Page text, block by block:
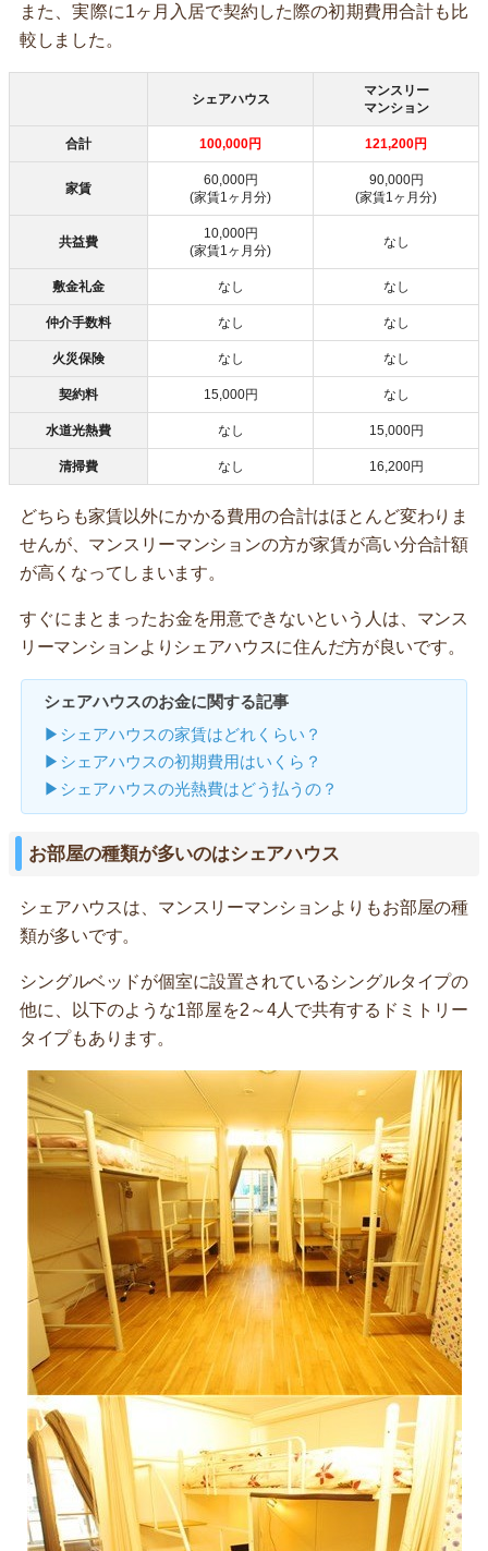
また、実際に1ヶ月入居で契約した際の初期費用合計も比
較しました。
シェアハウス
マンスリー
マンション
合計 100,000円 121,200円
家賃
60,000円
(家賃1ヶ月分)
90,000円
(家賃1ヶ月分)
共益費
10,000円
(家賃1ヶ月分)
なし
敷金礼金 なし なし
仲介手数料 なし なし
火災保険 なし なし
契約料 15,000円 なし
水道光熱費 なし 15,000円
清掃費 なし 16,200円
どちらも家賃以外にかかる費用の合計はほとんど変わりま
せんが、マンスリーマンションの方が家賃が高い分合計額
が高くなってしまいます。
すぐにまとまったお金を用意できないという人は、マンス
リーマンションよりシェアハウスに住んだ方が良いです。
シェアハウスのお金に関する記事
▶シェアハウスの家賃はどれくらい？
▶シェアハウスの初期費用はいくら？
▶シェアハウスの光熱費はどう払うの？
お部屋の種類が多いのはシェアハウス
シェアハウスは、マンスリーマンションよりもお部屋の種
類が多いです。
シングルベッドが個室に設置されているシングルタイプの
他に、以下のような1部屋を2～4人で共有するドミトリー
タイプもあります。